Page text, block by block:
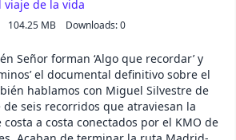
viaje de la vida
104.25 MB Downloads: 0
Señor forman ‘Algo que recordar’ y
el documental definitivo sobre el
hablamos con Miguel Silvestre de
seis recorridos que atraviesan la
a costa conectados por el KMO de